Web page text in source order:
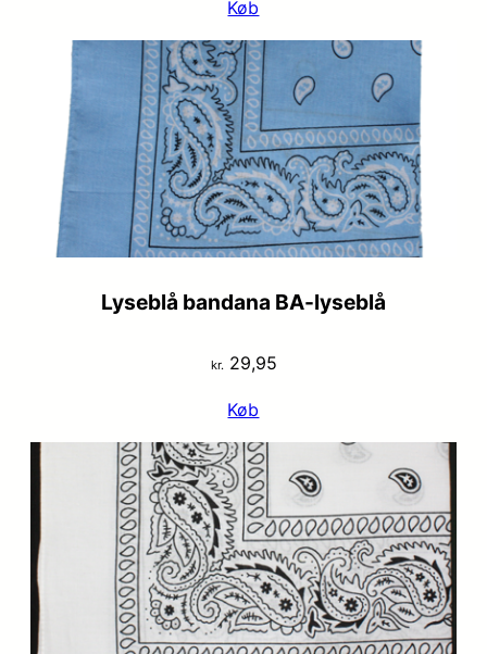
pris
var:
kr. 29,95.
er:
kr. 19,95.
Køb
Lyseblå bandana BA-lyseblå
kr. 29,95
Køb